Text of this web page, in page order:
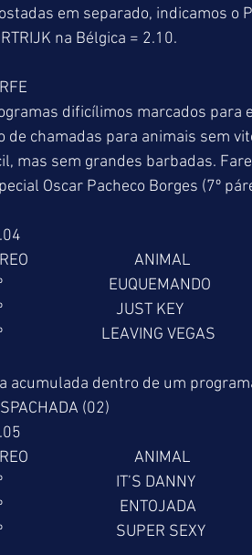
em separado, indicamos o
na Bélgica = 2.10.
dificílimos marcados para
de chamadas para animais sem
mas sem grandes barbadas.
Oscar Pacheco Borges (7º
ANIMAL
EUQUEMANDO
JUST KEY
LEAVING VEGAS
acumulada dentro de um
(02)
ANIMAL
IT’S DANNY
ENTOJADA
SUPER SEXY